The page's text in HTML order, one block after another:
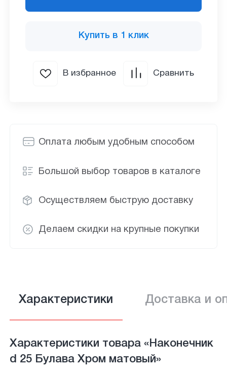
Оплата любым удобным способом
Большой выбор товаров в каталоге
Осуществляем быструю доставку
Делаем скидки на крупные покупки
Купить в 1 клик
В избранное Сравнить
Характеристики Доставка и
Характеристики товара «Наконечник
d 25 Булава Хром матовый»